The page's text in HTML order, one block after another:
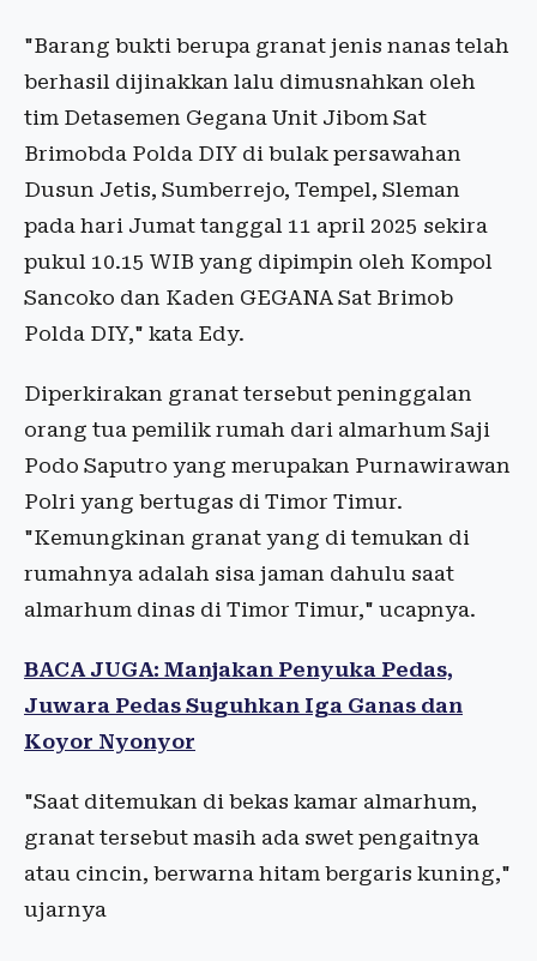
"Barang bukti berupa granat jenis nanas telah
berhasil dijinakkan lalu dimusnahkan oleh
tim Detasemen Gegana Unit Jibom Sat
Brimobda Polda DIY di bulak persawahan
Dusun Jetis, Sumberrejo, Tempel, Sleman
pada hari Jumat tanggal 11 april 2025 sekira
pukul 10.15 WIB yang dipimpin oleh Kompol
Sancoko dan Kaden GEGANA Sat Brimob
Polda DIY," kata Edy.
Diperkirakan granat tersebut peninggalan
orang tua pemilik rumah dari almarhum Saji
Podo Saputro yang merupakan Purnawirawan
Polri yang bertugas di Timor Timur.
"Kemungkinan granat yang di temukan di
rumahnya adalah sisa jaman dahulu saat
almarhum dinas di Timor Timur," ucapnya.
BACA JUGA: Manjakan Penyuka Pedas,
Juwara Pedas Suguhkan Iga Ganas dan
Koyor Nyonyor
"Saat ditemukan di bekas kamar almarhum,
granat tersebut masih ada swet pengaitnya
atau cincin, berwarna hitam bergaris kuning,"
ujarnya